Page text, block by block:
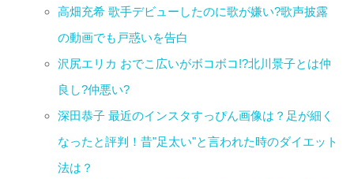
高畑充希 歌手デビューしたのに歌が嫌い?歌声披露
の動画でも戸惑いを告白
沢尻エリカ おでこ広いがボコボコ!?北川景子とは仲
良し?仲悪い?
深田恭子 最近のインスタすっぴん画像は？足が細く
なったと評判！昔"足太い"と言われた時のダイエット
法は？